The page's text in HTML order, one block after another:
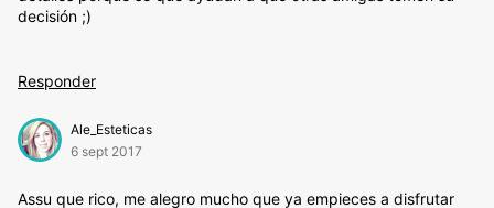
decisión ;)
Responder
Ale_Esteticas
6 sept 2017
Assu que rico, me alegro mucho que ya empieces a disfrutar